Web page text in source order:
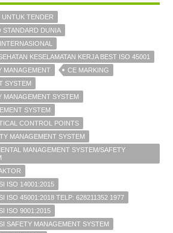
TENDER
STANDARD DUNIA
KESELAMATAN KERJA BEST ISO 45001
MANAGEMENT
CE MARKING
SYSTEM
MANAGEMENT SYSTEM
SYSTEM
CONTROL POINTS
MANAGEMENT SYSTEM
MANAGEMENT SYSTEM/SAFETY
ISO 14001:2015
ISO 45001:2018 TELP: 628211352 1977
ISO 9001:2015
SAFETY MANAGEMENT SYSTEM